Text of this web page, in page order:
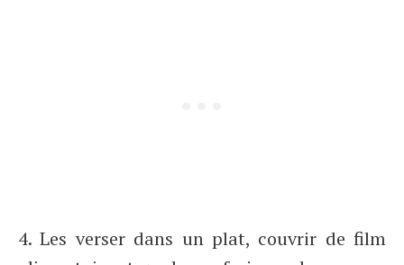
4. Les verser dans un plat, couvrir de film